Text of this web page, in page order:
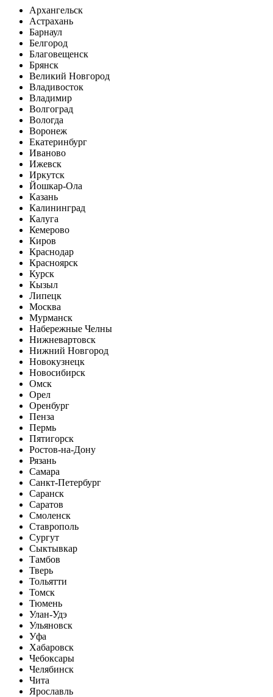
Архангельск
Астрахань
Барнаул
Белгород
Благовещенск
Брянск
Великий Новгород
Владивосток
Владимир
Волгоград
Вологда
Воронеж
Екатеринбург
Иваново
Ижевск
Иркутск
Йошкар-Ола
Казань
Калининград
Калуга
Кемерово
Киров
Краснодар
Красноярск
Курск
Кызыл
Липецк
Москва
Мурманск
Набережные Челны
Нижневартовск
Нижний Новгород
Новокузнецк
Новосибирск
Омск
Орел
Оренбург
Пенза
Пермь
Пятигорск
Ростов-на-Дону
Рязань
Самара
Санкт-Петербург
Саранск
Саратов
Смоленск
Ставрополь
Сургут
Сыктывкар
Тамбов
Тверь
Тольятти
Томск
Тюмень
Улан-Удэ
Ульяновск
Уфа
Хабаровск
Чебоксары
Челябинск
Чита
Ярославль